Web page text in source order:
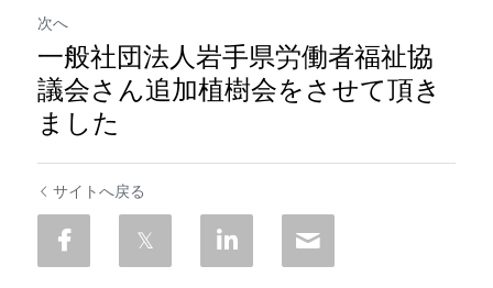
次へ
一般社団法人岩手県労働者福祉協
議会さん追加植樹会をさせて頂き
ました
サイトへ戻る